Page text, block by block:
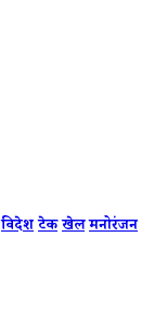
विदेशटेकखेलमनोरंजन